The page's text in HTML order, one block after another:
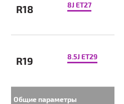
R18 8J ET27
R19 8.5J ET29
Общие параметры